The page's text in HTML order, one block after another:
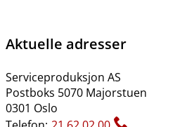
Aktuelle adresser
Serviceproduksjon AS
Postboks 5070 Majorstuen
0301 Oslo